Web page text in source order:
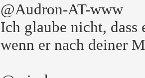
@Audron-AT-www
Ich glaube nicht,
wenn er nach deiner